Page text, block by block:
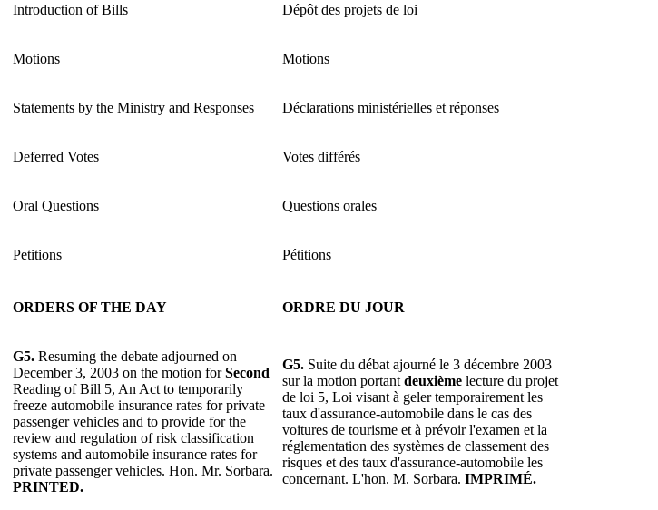
Introduction of Bills Dépôt des projets de loi
Motions Motions
Statements by the Ministry and Responses Déclarations ministérielles et réponses
Deferred Votes Votes différés
Oral Questions Questions orales
Petitions Pétitions
ORDERS OF THE DAY ORDRE DU JOUR
G5. Resuming the debate adjourned on
December 3, 2003 on the motion forSecond
Reading of Bill 5, An Act to temporarily
freeze automobile insurance rates for private
passenger vehicles and to provide for the
review and regulation of risk classification
systems and automobile insurance rates for
private passenger vehicles. Hon. Mr. Sorbara.
PRINTED.
G5. Suite du débat ajourné le 3 décembre 2003
sur la motion portant deuxième lecture du projet
de loi 5, Loi visant à geler temporairement les
taux d'assurance-automobile dans le cas des
voitures de tourisme et à prévoir l'examen et la
réglementation des systèmes de classement des
risques et des taux d'assurance-automobile les
concernant. L'hon. M. Sorbara. IMPRIMÉ.